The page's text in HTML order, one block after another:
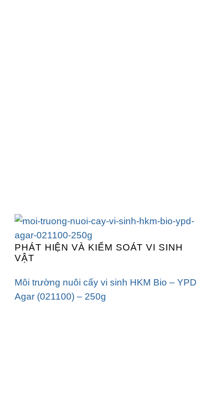
PHÁT HIỆN VÀ KIỂM SOÁT VI SINH
VẬT
Môi trường nuôi cấy vi sinh HKM Bio – YPD
Agar (021100) – 250g